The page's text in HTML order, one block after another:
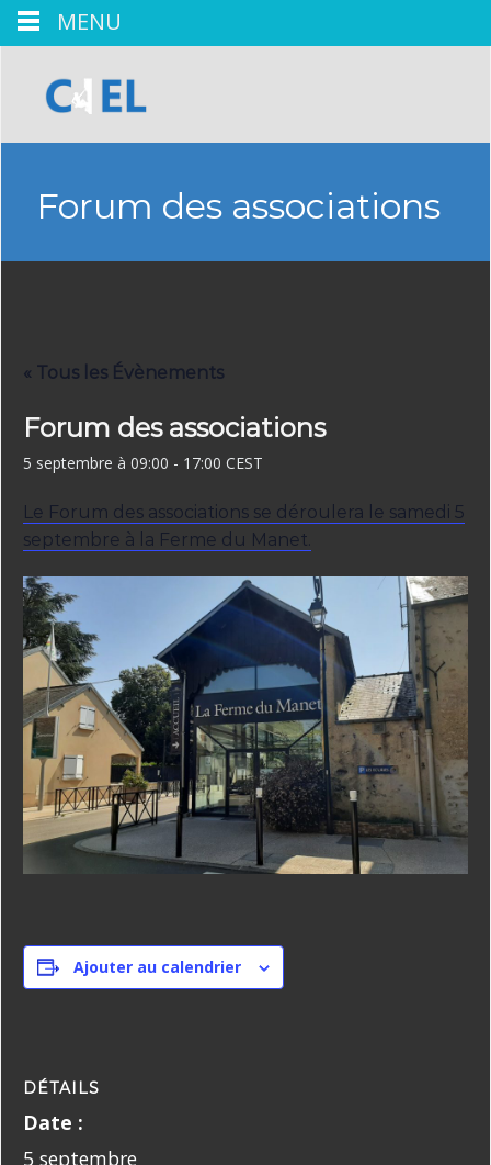
Forum des associations
« Tous les Évènements
Forum des associations
5 septembre à 09:00 - 17:00 CEST
Le Forum des associations se déroulera le samedi 5
septembre à la Ferme du Manet.
Ajouter au calendrier
DÉTAILS
Date :
5 septembre
MENU